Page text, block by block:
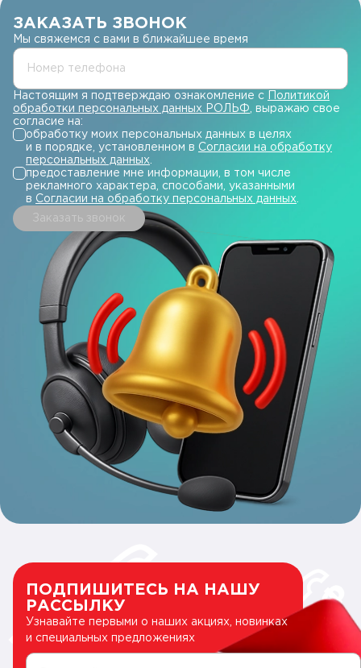
ЗАКАЗАТЬ ЗВОНОК
Мы свяжемся с вами в ближайшее время
Номер телефона
Настоящим я подтверждаю ознакомление с
Политикой
обработки персональных данных РОЛЬФ , выражаю свое
согласие на:
обработку моих персональных данных в целях
и в порядке, установленном в Согласии на обработку
персональных данных
предоставление мне информации, в том числе
рекламного характера, способами, указанными
в Согласии на обработку персональных данных
Заказать звонок
ПОДПИШИТЕСЬ НА НАШУ
РАССЫЛКУ
Узнавайте первыми о наших акциях, новинках
и специальных предложениях